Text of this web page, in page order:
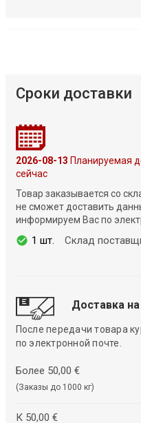
Сроки доставки
2026-08-13 Планируемая
сейчас
Товар заказывается со
не сможет доставить
информируем Вас по
1 шт. Склад
Доставка
После передачи товара
по электронной почте.
Более 50,00 €
(Заказы до 1000 кг)
К 50,00 €